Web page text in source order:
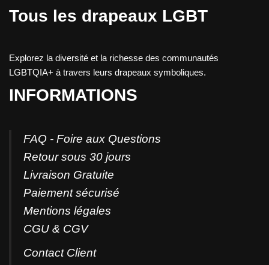
Tous les drapeaux LGBT
Explorez la diversité et la richesse des communautés
LGBTQIA+ à travers leurs drapeaux symboliques.
INFORMATIONS
FAQ - Foire aux Questions
Retour sous 30 jours
Livraison Gratuite
Paiement sécurisé
Mentions légales
CGU & CGV
ContactClient